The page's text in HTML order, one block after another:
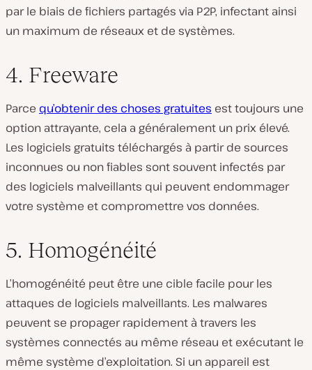
par le biais de fichiers partagés via P2P, infectant ainsi
un maximum de réseaux et de systèmes.
4. Freeware
Parce qu’obtenir des choses gratuites est toujours une
option attrayante, cela a généralement un prix élevé.
Les logiciels gratuits téléchargés à partir de sources
inconnues ou non fiables sont souvent infectés par
des logiciels malveillants qui peuvent endommager
votre système et compromettre vos données.
5. Homogénéité
L’homogénéité peut être une cible facile pour les
attaques de logiciels malveillants. Les malwares
peuvent se propager rapidement à travers les
systèmes connectés au même réseau et exécutant le
même système d’exploitation. Si un appareil est